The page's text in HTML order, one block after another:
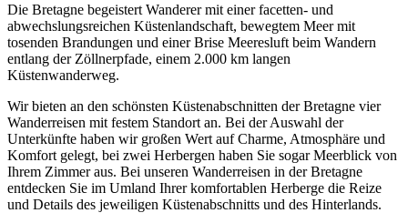
Die Bretagne begeistert Wanderer mit einer facetten- und
abwechslungsreichen Küstenlandschaft, bewegtem Meer mit
tosenden Brandungen und einer Brise Meeresluft beim Wandern
entlang der Zöllnerpfade, einem 2.000 km langen
Küstenwanderweg.
Wir bieten an den schönsten Küstenabschnitten der Bretagne vier
Wanderreisen mit festem Standort an. Bei der Auswahl der
Unterkünfte haben wir großen Wert auf Charme, Atmosphäre und
Komfort gelegt, bei zwei Herbergen haben Sie sogar Meerblick von
Ihrem Zimmer aus. Bei unseren Wanderreisen in der Bretagne
entdecken Sie im Umland Ihrer komfortablen Herberge die Reize
und Details des jeweiligen Küstenabschnitts und des Hinterlands.